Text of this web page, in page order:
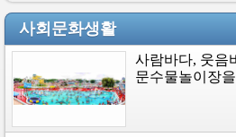
사회문화생활
사람바다, 웃음
문수물놀이장을